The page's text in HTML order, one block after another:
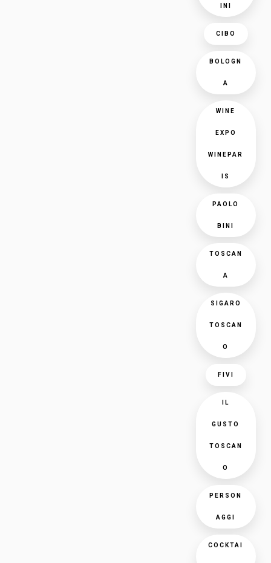
INI
CIBO
BOLOGN
A
WINE
EXPO
WINEPAR
IS
PAOLO
BINI
TOSCAN
A
SIGARO
TOSCAN
O
FIVI
IL
GUSTO
TOSCAN
O
PERSON
AGGI
COCKTAI